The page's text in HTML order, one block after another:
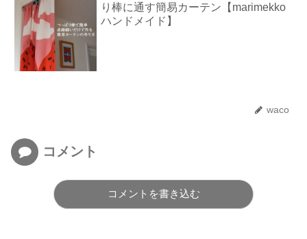
り棒に通す簡易カーテン【marimekko
ハンドメイド】
waco
コメント
コメントを書き込む